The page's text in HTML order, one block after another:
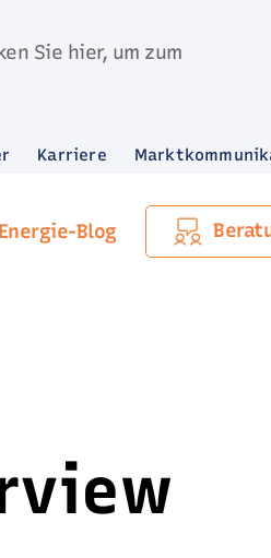
Sie hier, um zum
Karriere
Blog